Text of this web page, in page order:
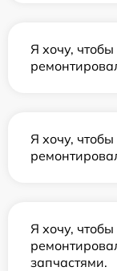
Я хочу,
Я хочу,
Я хочу,
запчастями.